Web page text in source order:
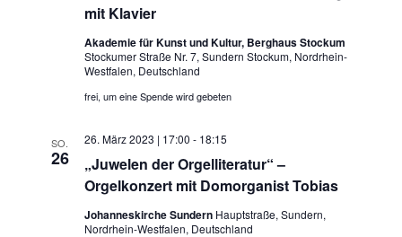
mit Klavier
Akademie für Kunst und Kultur, Berghaus Stockum
Stockumer Straße Nr. 7, Sundern Stockum, Nordrhein-
Westfalen, Deutschland
frei, um eine Spende wird gebeten
SO.
26
„Juwelen der Orgelliteratur“ –
Orgelkonzert mit Domorganist Tobias
26. März 2023 | 17:00 - 18:15
Johanneskirche Sundern Hauptstraße, Sundern,
Nordrhein-Westfalen, Deutschland